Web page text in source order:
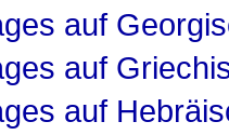
auf
auf
auf